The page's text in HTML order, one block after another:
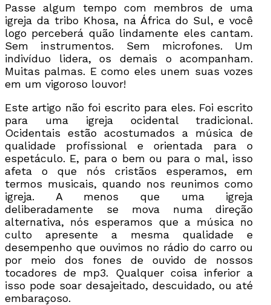
Passe algum tempo com membros de uma
igreja da tribo Khosa, na África do Sul, e você
logo perceberá quão lindamente eles cantam.
Sem instrumentos. Sem microfones. Um
indivíduo lidera, os demais o acompanham.
Muitas palmas. E como eles unem suas vozes
em um vigoroso louvor!
Este artigo não foi escrito para eles. Foi escrito
para uma igreja ocidental tradicional.
Ocidentais estão acostumados a música de
qualidade profissional e orientada para o
espetáculo. E, para o bem ou para o mal, isso
afeta o que nós cristãos esperamos, em
termos musicais, quando nos reunimos como
igreja. A menos que uma igreja
deliberadamente se mova numa direção
alternativa, nós esperamos que a música no
culto apresente a mesma qualidade e
desempenho que ouvimos no rádio do carro ou
por meio dos fones de ouvido de nossos
tocadores de mp3. Qualquer coisa inferior a
isso pode soar desajeitado, descuidado, ou até
embaraçoso.